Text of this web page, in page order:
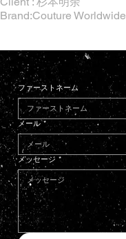
Brand:Couture Worldwide
ファーストネーム
メール *
メッセージ *